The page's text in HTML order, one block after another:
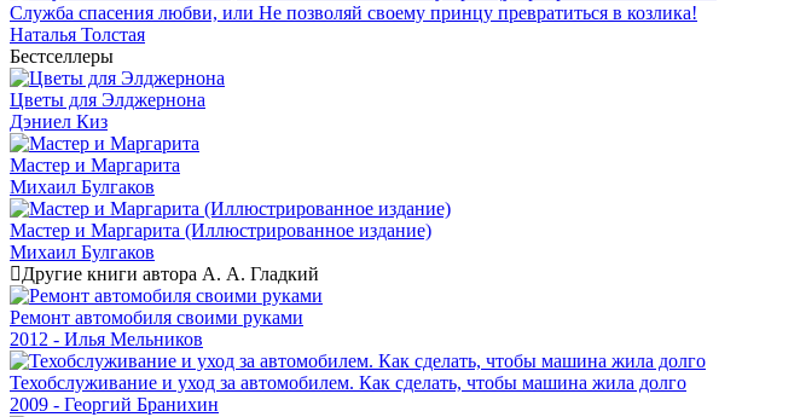
Служба спасения любви, или Не позволяй своему принцу превратиться в козлика!
Наталья Толстая
Бестселлеры
Цветы для Элджернона
Дэниел Киз
Мастер и Маргарита
Михаил Булгаков
Мастер и Маргарита (Иллюстрированное издание)
Михаил Булгаков
Другие книги автора А. А. Гладкий
Ремонт автомобиля своими руками
2012 - Илья Мельников
Техобслуживание и уход за автомобилем. Как сделать, чтобы машина жила долго
2009 - Георгий Бранихин